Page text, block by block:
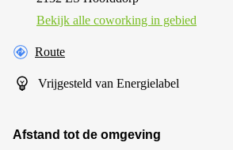
Bekijk alle сoworking in gebied
Route
Vrijgesteld van Energielabel
Afstand tot de omgeving